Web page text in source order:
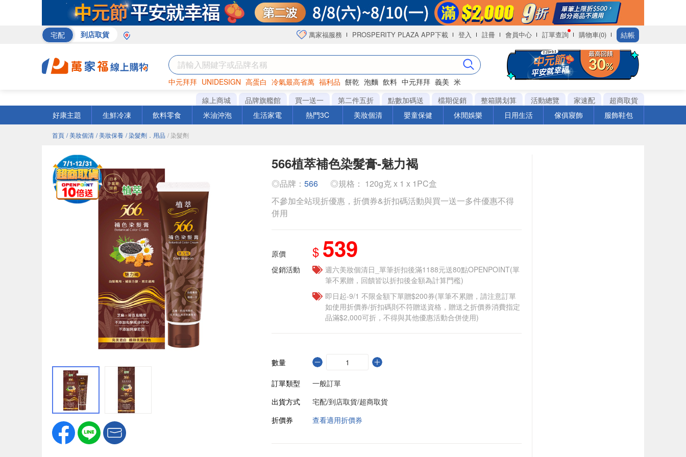
宅配 到店取貨 萬家福服務 PROSPERITY PLAZA APP下載 登入 註冊 會員中心 訂單查詢 購物車(0) 結帳
中元拜拜 UNIDESIGN 高蛋白 冷氣最高省萬 福利品 餅乾 泡麵 飲料 中元拜拜 義美 米
罐頭 咖啡 海苔
線上商城 品牌旗艦館 買一送一 第二件五折 點數加碼送 檔期促銷 整箱購划算 活動總覽 家速配
超商取貨
好康主題
生鮮冷凍 飲料零食 米油沖泡 生活家電 熱門3C 美妝個清 嬰童保健 休閒娛樂 日用生活 傢俱寢飾 服飾鞋包
首頁 / 美妝個清 / 美妝保養 / 染髮劑．用品 / 染髮劑
566植萃補色染髮膏-魅力褐
◎品牌： 566
◎規格： 120g克 x 1 x 1PC盒
不參加全站現折優惠，折價券&折扣碼活動與買一送一多件優惠不得
併用
原價 $ 539
促銷活動
週六美妝個清日_單筆折扣後滿1188元送80點OPENPOINT(單
筆不累贈，回饋皆以折扣後金額為計算門檻)
即日起-9/1 不限金額下單贈$200券(單筆不累贈，請注意訂單
如使用折價券/折扣碼則不符贈送資格，贈送之折價券消費指定
品滿$2,000可折，不得與其他優惠活動合併使用)
數量
訂單類型
一般訂單
出貨方式
宅配/到店取貨/超商取貨
折價券
查看適用折價券